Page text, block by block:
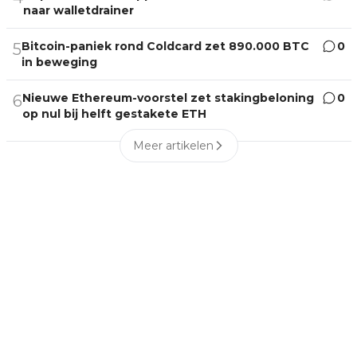
naar walletdrainer
5Bitcoin-paniek rond Coldcard zet 890.000 BTC
in beweging
0
6Nieuwe Ethereum-voorstel zet stakingbeloning
op nul bij helft gestakete ETH
0
Meer artikelen